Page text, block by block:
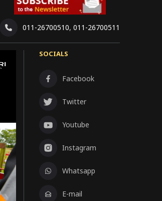
011-26700510, 011-26700511
SOCIALS
Facebook
Twitter
Youtube
Instagram
Whatsapp
E-mail